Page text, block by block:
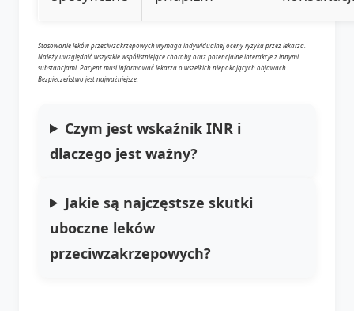
Stosowanie leków przeciwzakrzepowych wymaga indywidualnej oceny ryzyka przez lekarza.
Należy uwzględnić wszystkie współistniejące choroby oraz potencjalne interakcje z innymi
substancjami. Pacjent musi informować lekarza o wszelkich niepokojących objawach.
Bezpieczeństwo jest najważniejsze.
Czym jest wskaźnik INR i
dlaczego jest ważny?
Jakie są najczęstsze skutki
uboczne leków
przeciwzakrzepowych?